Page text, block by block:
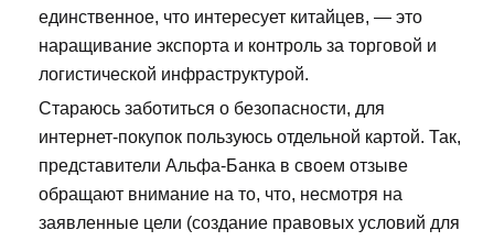
единственное, что интересует китайцев, — это
наращивание экспорта и контроль за торговой и
логистической инфраструктурой.
Стараюсь заботиться о безопасности, для
интернет-покупок пользуюсь отдельной картой. Так,
представители Альфа-Банка в своем отзыве
обращают внимание на то, что, несмотря на
заявленные цели (создание правовых условий для